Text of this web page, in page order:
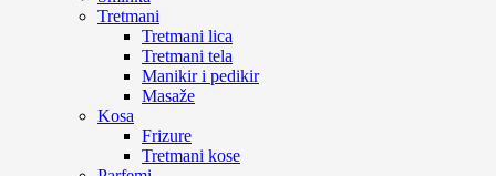
Tretmani
Tretmani lica
Tretmani tela
Manikir i pedikir
Masaže
Kosa
Frizure
Tretmani kose